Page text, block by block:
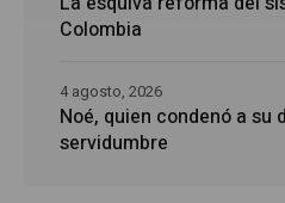
Colombia
Noé, quien condenó a su
servidumbre
4 agosto, 2026